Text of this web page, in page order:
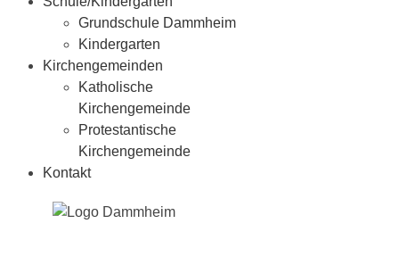
Grundschule Dammheim
Kindergarten
Kirchengemeinden
Katholische
Kirchengemeinde
Protestantische
Kirchengemeinde
Kontakt